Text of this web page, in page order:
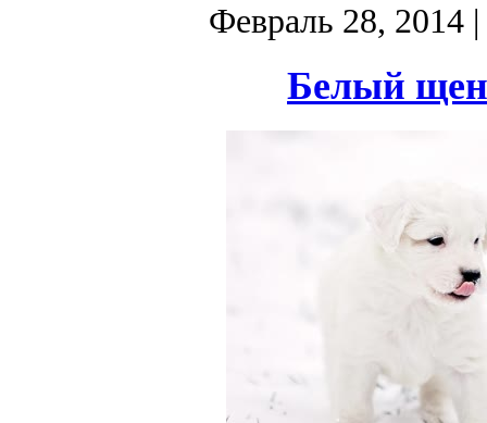
Февраль 28, 2014
Белый